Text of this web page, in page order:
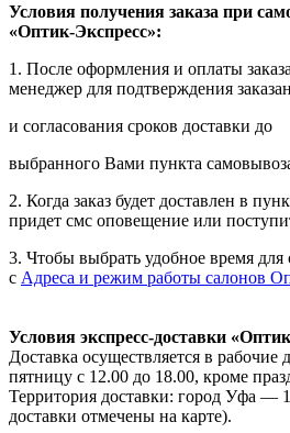
Условия получения заказа при
«Оптик-Экспресс»:
1. После оформления и оплаты
менеджер для подтверждения
и согласования сроков доставки до
выбранного Вами пункта
2. Когда заказ будет доставлен в
придет смс оповещение или
3. Чтобы выбрать удобное время для
с Адреса и режим работы салонов
Условия экспресс-доставки
Доставка осуществляется в рабочие
пятницу с 12.00 до 18.00, кроме
Территория доставки: город Уфа —
доставки отмечены на карте).